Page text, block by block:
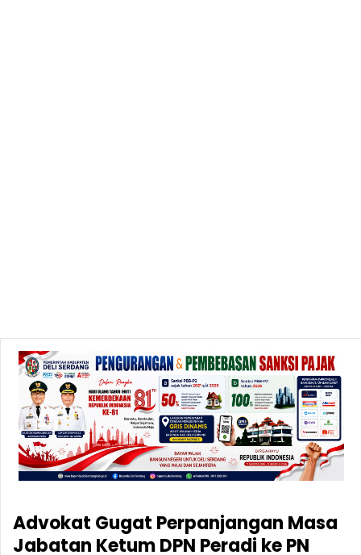
Advokat Gugat Perpanjangan Masa
Jabatan Ketum DPN Peradi ke PN